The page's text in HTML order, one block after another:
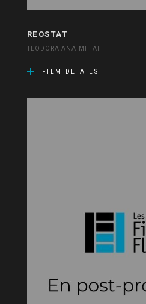
REOSTAT
TEODORA ANA MIHAI
FILM DETAILS